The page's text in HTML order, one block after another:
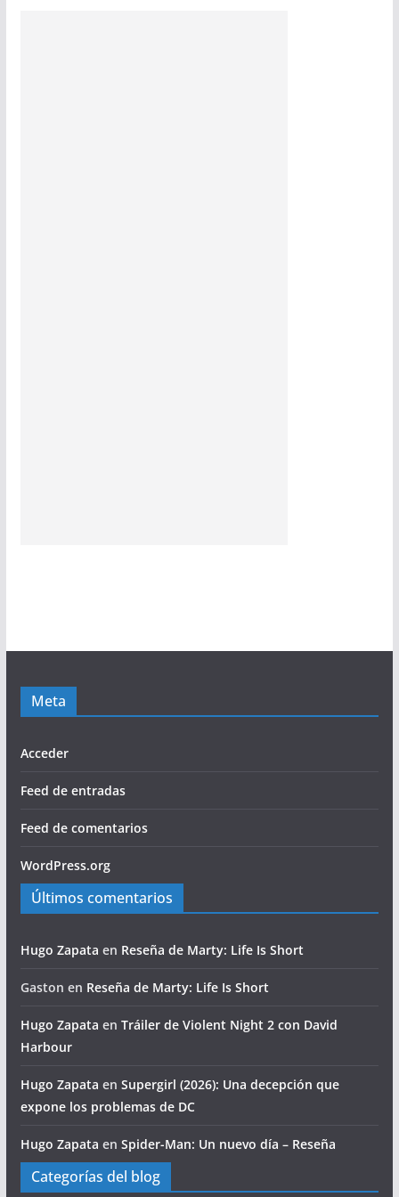
Meta
Acceder
Feed de entradas
Feed de comentarios
WordPress.org
Últimos comentarios
Hugo Zapata en Reseña de Marty: Life Is Short
Gaston en Reseña de Marty: Life Is Short
Hugo Zapata en Tráiler de Violent Night 2 con David
Harbour
Hugo Zapata en Supergirl (2026): Una decepción que
expone los problemas de DC
Hugo Zapata en Spider-Man: Un nuevo día – Reseña
Categorías del blog